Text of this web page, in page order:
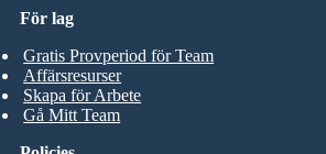
För lag
Gratis Provperiod för Team
Affärsresurser
Skapa för Arbete
Gå Mitt Team